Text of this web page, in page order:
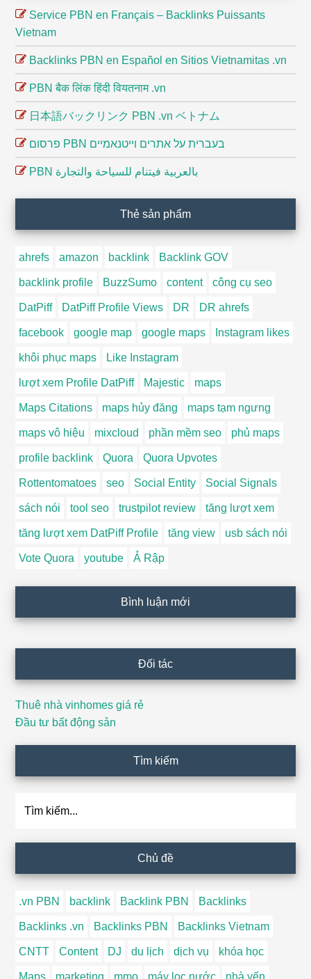
Service PBN en Français – Backlinks Puissants
Vietnam
Backlinks PBN en Español en Sitios Vietnamitas .vn
PBN बैक लिंक हिंदी वियतनाम .vn
日本語バックリンク PBN .vn ベトナム
פרסום PBN בעברית על אתרים וייטנאמיים
PBN بالعربية فيتنام للسياحة والتجارة
Thẻ sản phẩm
ahrefs amazon backlink Backlink GOV
backlink profile BuzzSumo content công cụ seo
DatPiff DatPiff Profile Views DR DR ahrefs
facebook google map google maps Instagram likes
khôi phục maps Like Instagram
lượt xem Profile DatPiff Majestic maps
Maps Citations maps hủy đăng maps tạm ngưng
maps vô hiệu mixcloud phần mềm seo phủ maps
profile backlink Quora Quora Upvotes
Rottentomatoes seo Social Entity Social Signals
sách nói tool seo trustpilot review tăng lượt xem
tăng lượt xem DatPiff Profile tăng view usb sách nói
Vote Quora youtube Ả Rập
Bình luận mới
Đối tác
Thuê nhà vinhomes giá rẻ
Đầu tư bất động sản
Tìm kiếm
Chủ đề
.vn PBN backlink Backlink PBN Backlinks
Backlinks .vn Backlinks PBN Backlinks Vietnam
CNTT Content DJ du lịch dịch vụ khóa học